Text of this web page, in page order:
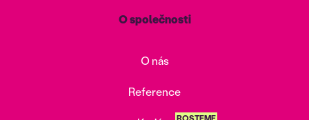
O společnosti
O nás
Reference